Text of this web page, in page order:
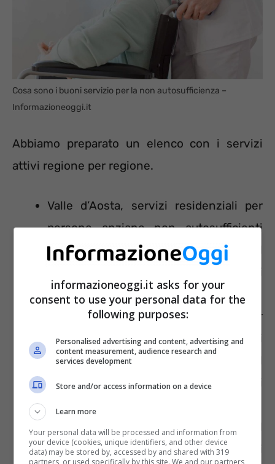
Cosa sono i buoni servizio per la non autosufficienza –
Informazioneoggi.it
Abbiamo preparato un elenco con i servizi
attivi regione per regione.
Valle d’Aosta, servizi residenziali per
persone anziane non autosufficienti
nel numero di 95 posti letto nel
Distretto 2 e 38 posti letto per sei mesi
nei Distretti 3 e 4.
Piemonte, buono residenzialità per
anziani, disabili e non autosufficienti
con contributo mensile di 600 euro al
mese per due anni per l’acquisto di
Lombardia, Buono fino a mille euro al
mese ai soggetti non autosufficienti
informazioneoggi.it asks for your
consent to use your personal data for the
following purposes:
Personalised advertising and content, advertising and
content measurement, audience research and
services development
Store and/or access information on a device
Learn more
Your personal data will be processed and information from
your device (cookies, unique identifiers, and other device
data) may be stored by, accessed by and shared with 319
partners, or used specifically by this site. We and our partners